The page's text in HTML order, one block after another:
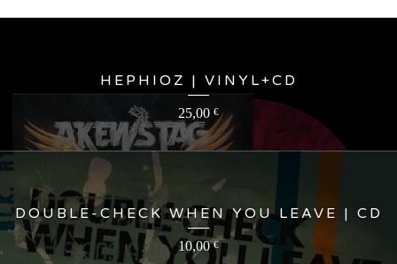
HEPHIOZ | VINYL+CD
25,00 €
DOUBLE-CHECK WHEN YOU LEAVE | CD
10,00€